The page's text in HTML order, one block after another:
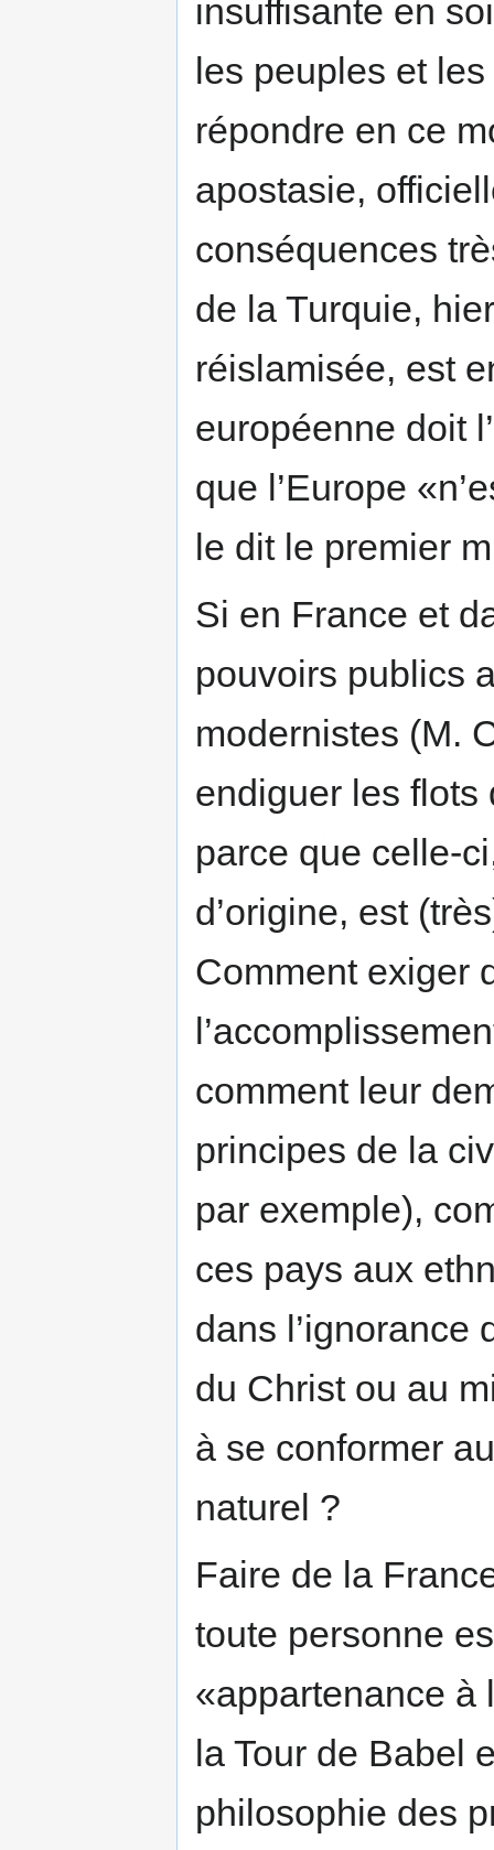
insuffisante en
les peuples et
répondre en ce
apostasie,
conséquences
de la Turquie,
réislamisée, est
européenne doit
que l’Europe
le dit le premier
Si en France et
pouvoirs publics
modernistes (M.
endiguer les flots
parce que celle-
d’origine, est
Comment exiger
comment leur
principes de la
par exemple),
ces pays aux
dans l’ignorance
du Christ ou au
à se conformer
naturel ?
Faire de la
toute personne
«appartenance à
la Tour de Babel
philosophie des